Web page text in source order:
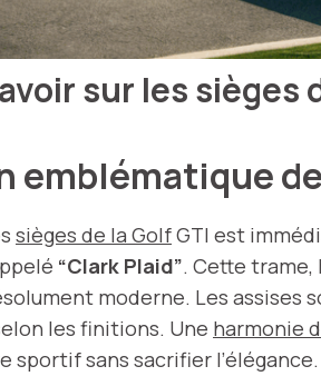
sur les sièges
emblématique
sièges de la GolfGTI est
“Clark Plaid”. Cette
moderne. Les assises
les finitions. Une harmonie
sportif sans sacrifier l’élégance.